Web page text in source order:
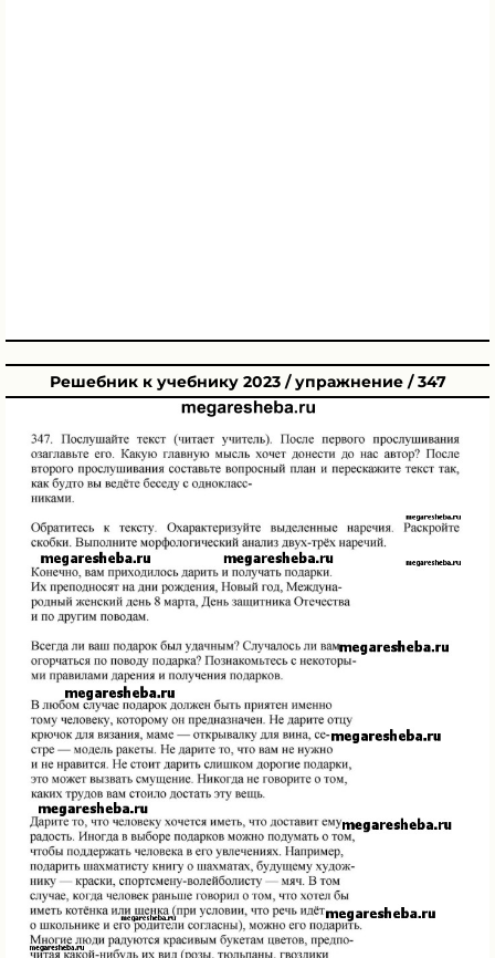
Решебник к учебнику 2023 / упражнение / 347